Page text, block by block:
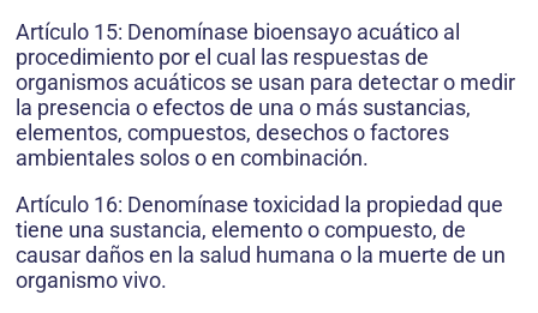
Artículo 15: Denomínase bioensayo acuático al
procedimiento por el cual las respuestas de
organismos acuáticos se usan para detectar o medir
la presencia o efectos de una o más sustancias,
elementos, compuestos, desechos o factores
ambientales solos o en combinación.
Artículo 16: Denomínase toxicidad la propiedad que
tiene una sustancia, elemento o compuesto, de
causar daños en la salud humana o la muerte de un
organismo vivo.